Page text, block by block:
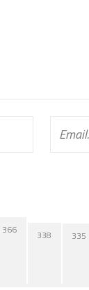
366 338 335